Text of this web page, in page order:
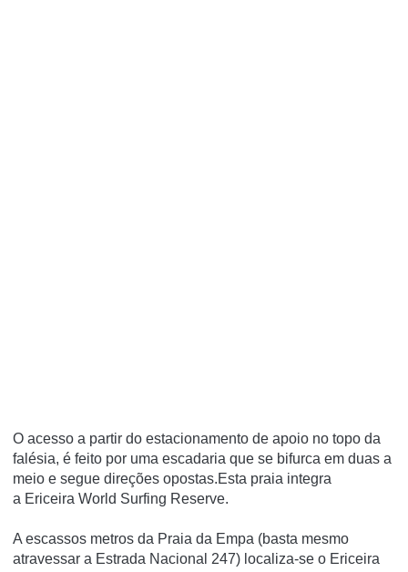
O acesso a partir do estacionamento de apoio no topo da
falésia, é feito por uma escadaria que se bifurca em duas a
meio e segue direções opostas.Esta praia integra
a Ericeira World Surfing Reserve.
A escassos metros da Praia da Empa (basta mesmo
atravessar a Estrada Nacional 247) localiza-se o Ericeira